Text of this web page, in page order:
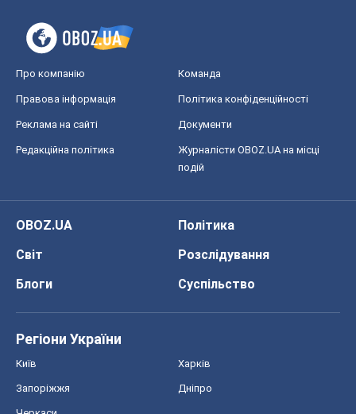
Про компанію Команда
Правова інформація Політика конфіденційності
Реклама на сайті Документи
Редакційна політика
Журналісти OBOZ.UA на місці
подій
OBOZ.UA
Політика
Світ
Розслідування
Блоги
Суспільство
Регіони України
Київ Харків
Запоріжжя Дніпро